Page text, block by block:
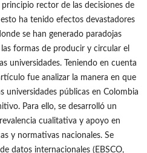
rector de las decisiones de
ha tenido efectos devastadores
se han generado paradojas
formas de producir y circular el
universidades. Teniendo en cuenta
fue analizar la manera en que
universidades públicas en Colombia
Para ello, se desarrolló un
cualitativa y apoyo en
y normativas nacionales. Se
datos internacionales (EBSCO,